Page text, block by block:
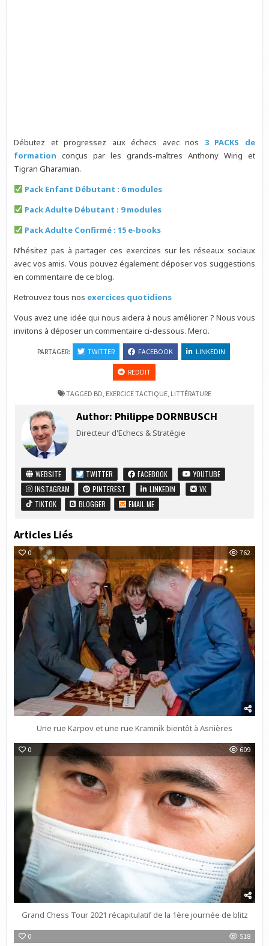
Débutez et progressez aux échecs avec nos 3 PACKS de
formation conçus par les grands-maîtres Anthony Wirig et
Tigran Gharamian.
Pack Enfant Débutant : 6 modules
Pack Adulte Débutant : 9 modules
Pack Adulte Confirmé : 15 e-books
N’hésitez pas à partager ces exercices sur les réseaux sociaux
avec vos amis. Vous pouvez également déposer vos suggestions
en commentaire de ce blog.
Retrouvez tous nos exercices quotidiens
Vous avez une idée qui nous aidera à nous améliorer ? Nous vous
invitons à déposer un commentaire ci-dessous. Merci.
PARTAGER: TWITTER FACEBOOK LINKEDIN
REDDIT
TAGGED BD EXERCICE TACTIQUE LITTÉRATURE
Author: Philippe DORNBUSCH
Directeur d'Echecs & Stratégie
WEBSITE TWITTER FACEBOOK
YOUTUBE
INSTAGRAM
PINTEREST LINKEDIN
VK
TIKTOK
BLOGGER EMAIL ME
Articles Liés
0 762
Une rue Karpov et une rue Kramnik bientôt à Asnières
0 609
Grand Chess Tour 2021 récapitulatif de la 1ère journée de blitz
0 518